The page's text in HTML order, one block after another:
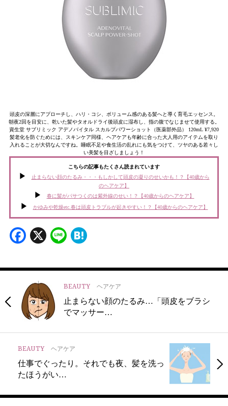
頭皮の深層にアプローチし、ハリ・コシ、ボリューム感のある髪へと導く育毛エッセンス。
朝夜2回を目安に、乾いた髪やタオルドライ後頭皮に湿布し、指の腹でなじませて使用する。
資生堂 サブリミック アデノバイタル スカルプパワーショット（医薬部外品） 120mL ¥7,920
髪老化を防ぐためには、スキンケア同様、ヘアケアも年齢に合った大人用のアイテムを取り
入れることが大切なんですね。睡眠不足や食生活の乱れにも気をつけて、ツヤのある若々し
い美髪を目ざしましょう！
こちらの記事もたくさん読まれています
止まらない顔のたるみ・・・もしかして頭皮の凝りのせいかも！？【40歳から
のヘアケア】
春に髪がパサつくのは紫外線のせい！？【40歳からのヘアケア】
かゆみや乾燥etc.春は頭皮トラブルが起きやすい！？【40歳からのヘアケア】
Facebook
X Line
BEAUTY ヘアケア
止まらない顔のたるみ…「頭皮をブラシ
でマッサー…
BEAUTY ヘアケア
仕事でぐったり。それでも夜、髪を洗っ
たほうがい…